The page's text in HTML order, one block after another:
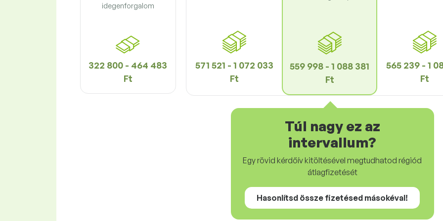
idegenforgalom
322 800 - 464 483
Ft
571 521 - 1 072 033
Ft
559 998 - 1 088 381
Ft
565 239 - 1
Ft
Túl nagy ez az
intervallum?
Egy rövid kérdőív kitöltésével megtudhatod régiód
átlagfizetését
Hasonlítsd össze fizetésed másokéval!